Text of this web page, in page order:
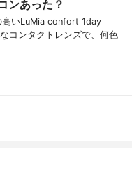
ンあった？
高いLuMia confort 1day
コンタクトレンズで、何色